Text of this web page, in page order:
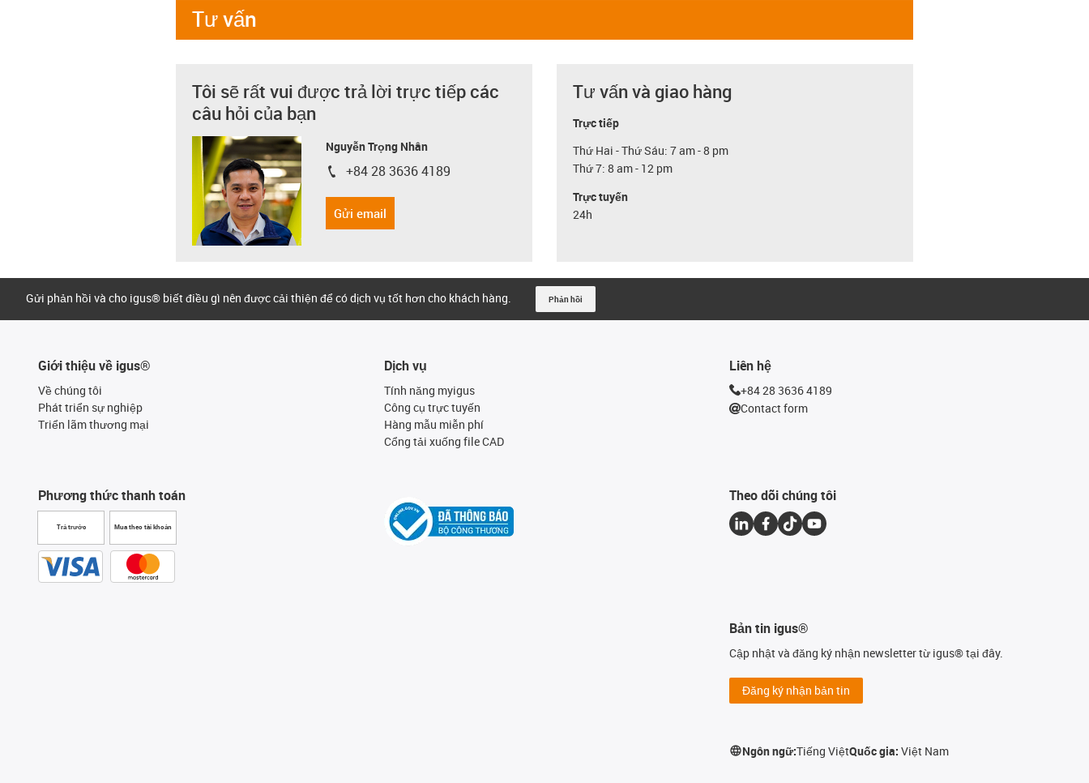
Tư vấn
Tôi sẽ rất vui được trả lời trực tiếp các
câu hỏi của bạn
Nguyễn Trọng Nhân
igus-icon-phone
+84 28 3636 4189
Gửi email
Tư vấn và giao hàng
Trực tiếp
Thứ Hai - Thứ Sáu: 7 am - 8 pm
Thứ 7: 8 am - 12 pm
Trực tuyến
24h
Gửi phản hồi và cho igus® biết điều gì nên được cải thiện để có dịch vụ tốt hơn cho khách hàng. Phản hồi
Giới thiệu về igus®
Về chúng tôi
Phát triển sự nghiệp
Triển lãm thương mại
Phương thức thanh toán
Trả trước Mua theo tài khoản
Dịch vụ
Tính năng myigus
Công cụ trực tuyến
Hàng mẫu miễn phí
Cổng tải xuống file CAD
Liên hệ
+84 28 3636 4189
Contact form
Theo dõi chúng tôi
Bản tin igus®
Cập nhật và đăng ký nhận newsletter từ igus® tại đây.
Đăng ký nhận bản tin
Ngôn ngữ:Tiếng ViệtQuốc gia:Việt Nam